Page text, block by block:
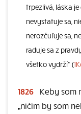
trpezlivá, láska
nevystatuje sa,
nerozčuľuje sa,
raduje sa z
všetko vydrží“ (
1826
Keby som
„ničím by som